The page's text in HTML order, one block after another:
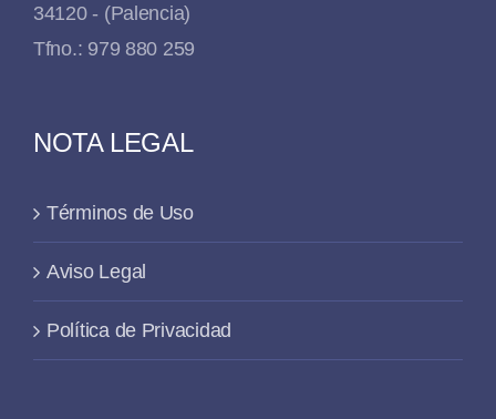
34120 - (Palencia)
Tfno.: 979 880 259
NOTA LEGAL
Términos de Uso
Aviso Legal
Política de Privacidad